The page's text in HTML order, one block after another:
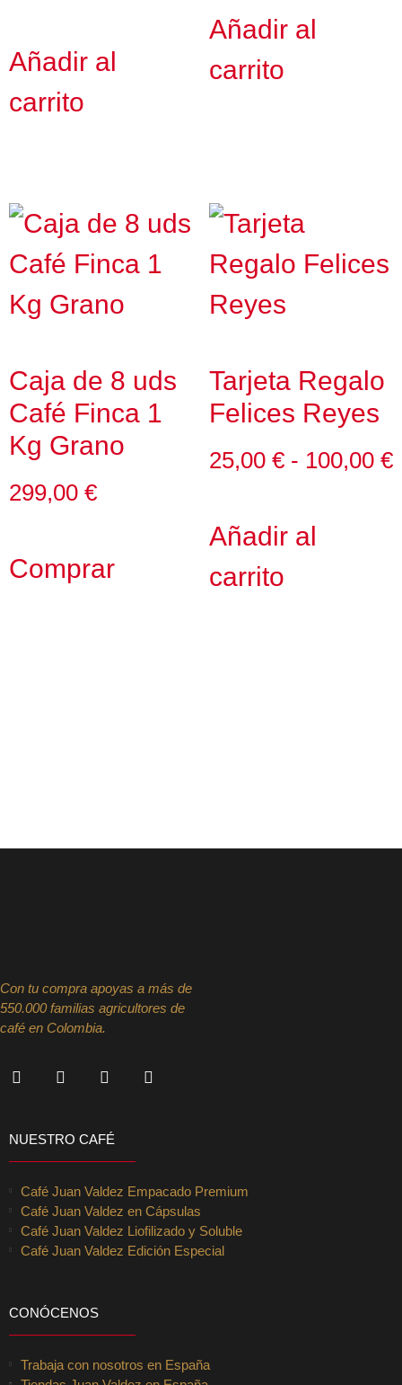
Añadir al
carrito
Añadir al
carrito
Caja de 8 uds
Café Finca 1
Kg Grano
299,00 €
Comprar
Tarjeta Regalo
Felices Reyes
25,00 € - 100,00 €
Añadir al
carrito
Con tu compra apoyas a más de
550.000 familias agricultores de
café en Colombia.
NUESTRO CAFÉ
Café Juan Valdez Empacado Premium
Café Juan Valdez en Cápsulas
Café Juan Valdez Liofilizado y Soluble
Café Juan Valdez Edición Especial
CONÓCENOS
Trabaja con nosotros en España